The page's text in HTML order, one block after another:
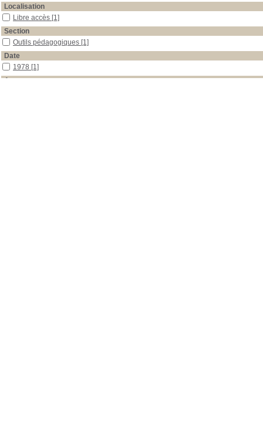
Localisation
Libre accès [1]
Section
Outils pédagogiques [1]
Date
1978 [1]
Auteur